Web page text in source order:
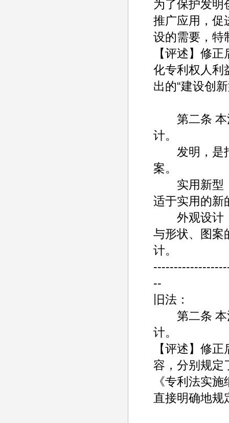
为了保护发明
推广应用，促
设的需要，特
【评述】修
化专利权人利
出的“建设创
第二条 本
计。
发明，是指
案。
实用新型，
适于实用的新
外观设计，
与形状、图案
计。
--
旧法：
第二条 本
计。
【评述】修
容，分别规定
《专利法实
直接明确地规